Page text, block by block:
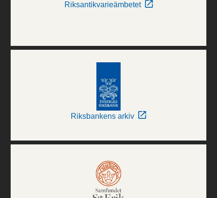
Riksantikvarieämbetet
Riksbankens arkiv